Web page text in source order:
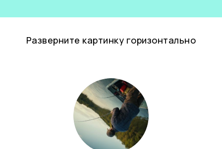
Разверните картинку горизонтально